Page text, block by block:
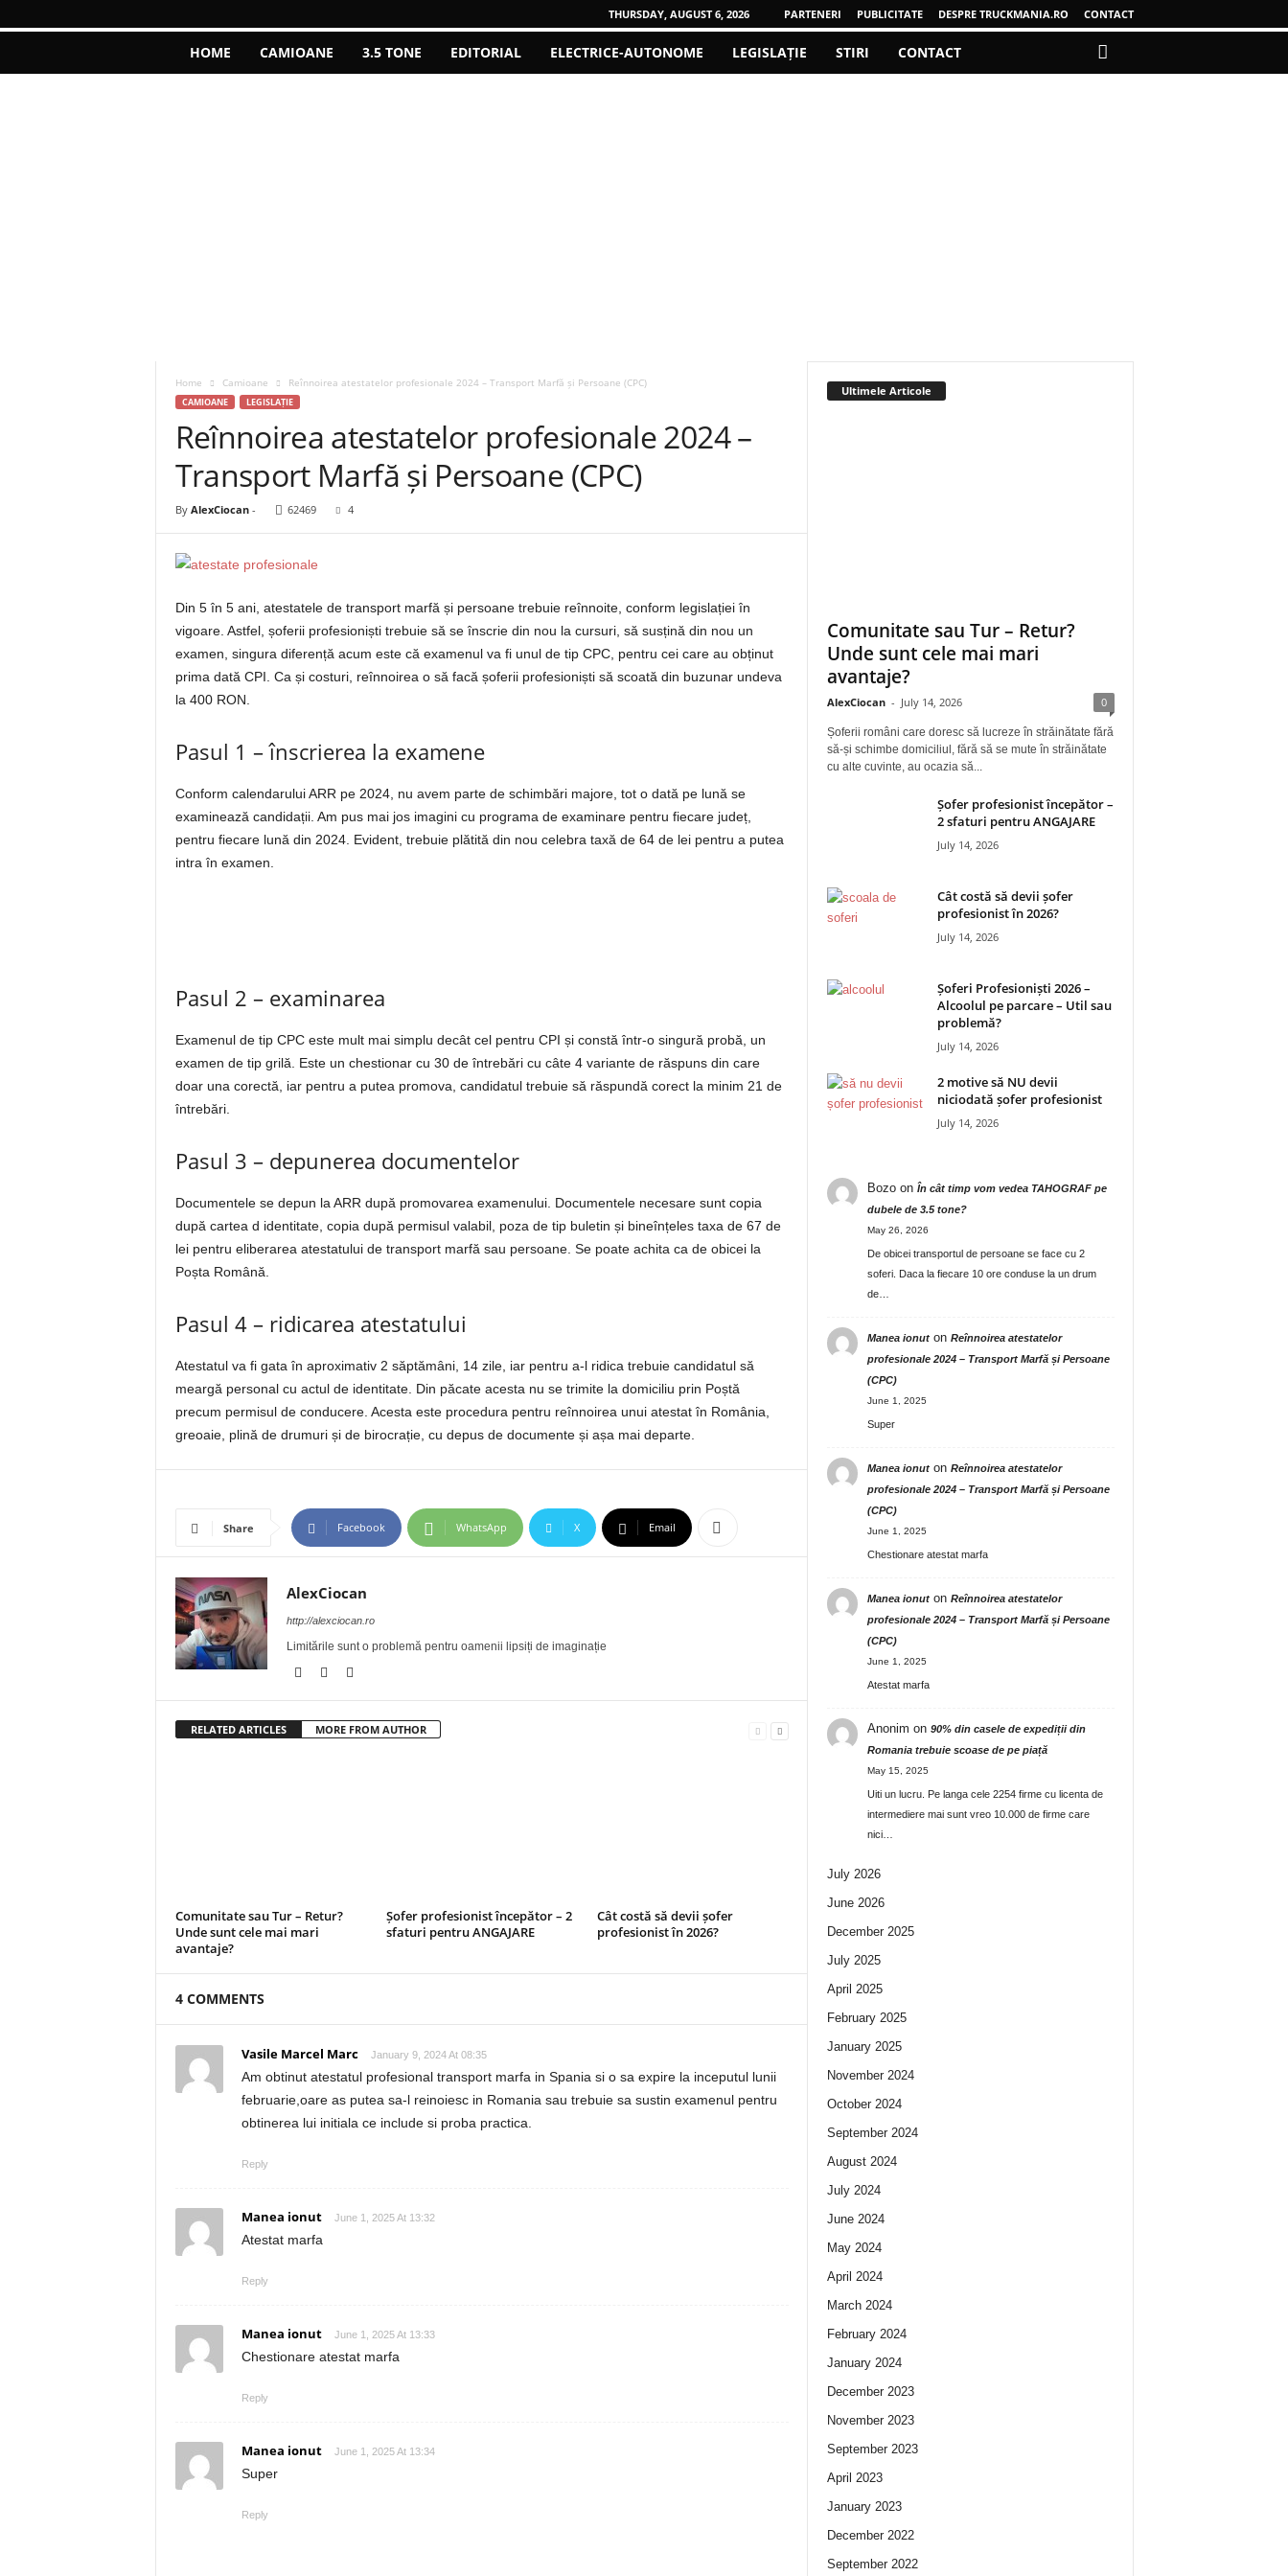
THURSDAY, AUGUST 6, 2026 PARTENERI PUBLICITATE DESPRE TRUCKMANIA.RO CONTACT
HOME CAMIOANE 3.5 TONE EDITORIAL ELECTRICE-AUTONOME LEGISLAȚIE STIRI CONTACT
Home Camioane Reînnoirea atestatelor profesionale 2024 – Transport Marfă și Persoane (CPC)
CAMIOANE LEGISLAȚIE
Reînnoirea atestatelor profesionale 2024 –
Transport Marfă și Persoane (CPC)
By AlexCiocan- 62469 4
Din 5 în 5 ani, atestatele de transport marfă și persoane trebuie reînnoite, conform legislației în
vigoare. Astfel, șoferii profesioniști trebuie să se înscrie din nou la cursuri, să susțină din nou un
examen, singura diferență acum este că examenul va fi unul de tip CPC, pentru cei care au obținut
prima dată CPI. Ca și costuri, reînnoirea o să facă șoferii profesioniști să scoată din buzunar undeva
la 400 RON.
Pasul 1 – înscrierea la examene
Conform calendarului ARR pe 2024, nu avem parte de schimbări majore, tot o dată pe lună se
examinează candidații. Am pus mai jos imagini cu programa de examinare pentru fiecare județ,
pentru fiecare lună din 2024. Evident, trebuie plătită din nou celebra taxă de 64 de lei pentru a putea
intra în examen.
Pasul 2 – examinarea
Examenul de tip CPC este mult mai simplu decât cel pentru CPI și constă într-o singură probă, un
examen de tip grilă. Este un chestionar cu 30 de întrebări cu câte 4 variante de răspuns din care
doar una corectă, iar pentru a putea promova, candidatul trebuie să răspundă corect la minim 21 de
întrebări.
Pasul 3 – depunerea documentelor
Documentele se depun la ARR după promovarea examenului. Documentele necesare sunt copia
după cartea d identitate, copia după permisul valabil, poza de tip buletin și bineînțeles taxa de 67 de
lei pentru eliberarea atestatului de transport marfă sau persoane. Se poate achita ca de obicei la
Poșta Română.
Pasul 4 – ridicarea atestatului
Atestatul va fi gata în aproximativ 2 săptămâni, 14 zile, iar pentru a-l ridica trebuie candidatul să
meargă personal cu actul de identitate. Din păcate acesta nu se trimite la domiciliu prin Poștă
precum permisul de conducere. Acesta este procedura pentru reînnoirea unui atestat în România,
greoaie, plină de drumuri și de birocrație, cu depus de documente și așa mai departe.
Share Facebook WhatsApp X Email
AlexCiocan
http://alexciocan.ro
Limitările sunt o problemă pentru oamenii lipsiți de imaginație
RELATED ARTICLES MORE FROM AUTHOR
Comunitate sau Tur – Retur?
Unde sunt cele mai mari
avantaje?
Șofer profesionist începător – 2
sfaturi pentru ANGAJARE
Cât costă să devii șofer
profesionist în 2026?
4 COMMENTS
Vasile Marcel Marc January 9, 2024 At 08:35
Am obtinut atestatul profesional transport marfa in Spania si o sa expire la inceputul lunii
februarie,oare as putea sa-l reinoiesc in Romania sau trebuie sa sustin examenul pentru
obtinerea lui initiala ce include si proba practica.
Reply
Manea ionut June 1, 2025 At 13:32
Atestat marfa
Reply
Manea ionut June 1, 2025 At 13:33
Chestionare atestat marfa
Reply
Manea ionut June 1, 2025 At 13:34
Super
Reply
Ultimele Articole
Comunitate sau Tur – Retur?
Unde sunt cele mai mari
avantaje?
AlexCiocan - July 14, 2026 0
Șoferii români care doresc să lucreze în străinătate fără
să-și schimbe domiciliul, fără să se mute în străinătate
cu alte cuvinte, au ocazia să...
Șofer profesionist începător –
2 sfaturi pentru ANGAJARE
July 14, 2026
Cât costă să devii șofer
profesionist în 2026?
July 14, 2026
Șoferi Profesioniști 2026 –
Alcoolul pe parcare – Util sau
problemă?
July 14, 2026
2 motive să NU devii
niciodată șofer profesionist
July 14, 2026
Bozoon În cât timp vom vedea TAHOGRAF pe
dubele de 3.5 tone?
May 26, 2026
De obicei transportul de persoane se face cu 2
soferi. Daca la fiecare 10 ore conduse la un drum
de…
Manea ionuton Reînnoirea atestatelor
profesionale 2024 – Transport Marfă și Persoane
(CPC)
June 1, 2025
Super
Manea ionuton Reînnoirea atestatelor
profesionale 2024 – Transport Marfă și Persoane
(CPC)
June 1, 2025
Chestionare atestat marfa
Manea ionuton Reînnoirea atestatelor
profesionale 2024 – Transport Marfă și Persoane
(CPC)
June 1, 2025
Atestat marfa
Anonim on 90% din casele de expediții din
Romania trebuie scoase de pe piață
May 15, 2025
Uiti un lucru. Pe langa cele 2254 firme cu licenta de
intermediere mai sunt vreo 10.000 de firme care
nici…
July 2026
June 2026
December 2025
July 2025
April 2025
February 2025
January 2025
November 2024
October 2024
September 2024
August 2024
July 2024
June 2024
May 2024
April 2024
March 2024
February 2024
January 2024
December 2023
November 2023
September 2023
April 2023
January 2023
December 2022
September 2022